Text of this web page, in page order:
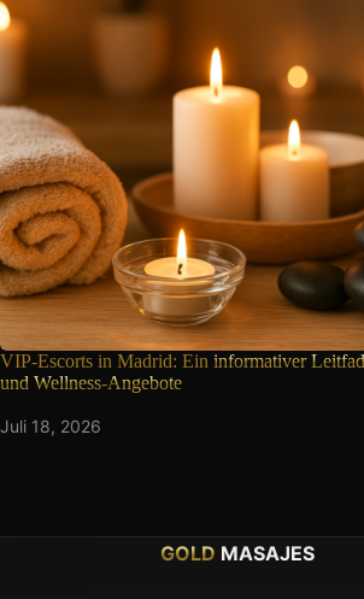
VIP-Escorts in Madrid: Ein informativer
und Wellness-Angebote
Juli 18, 2026
GOLD MASAJES